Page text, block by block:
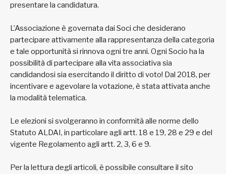
presentare la candidatura.
L’Associazione è governata dai Soci che desiderano
partecipare attivamente alla rappresentanza della categoria
e tale opportunità si rinnova ogni tre anni. Ogni Socio ha la
possibilità di partecipare alla vita associativa sia
candidandosi sia esercitando il diritto di voto! Dal 2018, per
incentivare e agevolare la votazione, è stata attivata anche
la modalità telematica.
Le elezioni si svolgeranno in conformità alle norme dello
Statuto ALDAI, in particolare agli artt. 18 e 19, 28 e 29 e del
vigente Regolamento agli artt. 2, 3, 6 e 9.
Per la lettura degli articoli, è possibile consultare il sito